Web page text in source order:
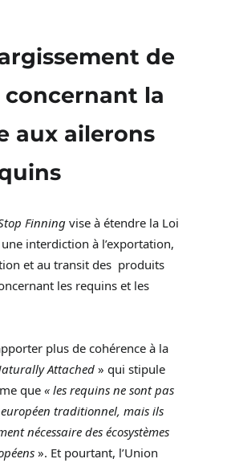
de
concernant la
aux ailerons
Finningvise à étendre la Loi
interdiction à l’exportation,
et au transit des produits
les requins et les
plus de cohérence à la
Attached » qui stipule
que « les requins ne sont pas
traditionnel, mais ils
nécessaire des écosystèmes
». Et pourtant, l’Union